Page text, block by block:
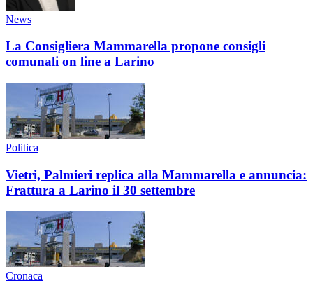
News
La Consigliera Mammarella propone consigli
comunali on line a Larino
Politica
Vietri, Palmieri replica alla Mammarella e annuncia:
Frattura a Larino il 30 settembre
Cronaca